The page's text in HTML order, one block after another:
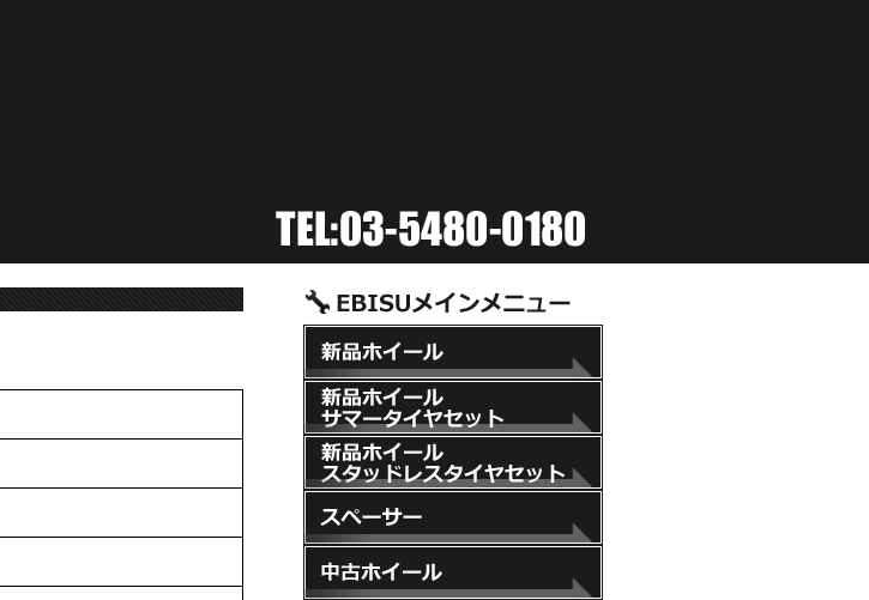
新品ホイール
新品ホイール+サマータイヤセット
新品ホイール+スタッドレスタイヤセット
スペーサー